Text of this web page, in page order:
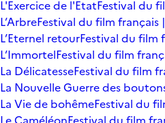
de l'EtatFestival du
Festival du film français |
retourFestival du film
Festival du film
DélicatesseFestival du film
Nouvelle Guerre des
Vie de bohêmeFestival du